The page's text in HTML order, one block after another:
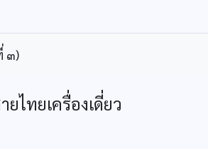
๓)
ยไทยเครื่องเดี่ยว